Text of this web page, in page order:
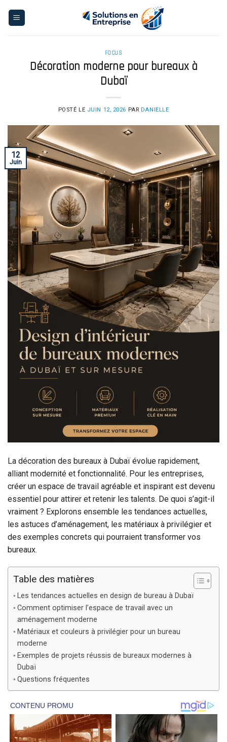
FOCUS
Décoration moderne pour bureaux à
Dubaï
POSTÉ LE JUIN 12, 2026 PAR DANIELLE
12
Juin
La décoration des bureaux à Dubaï évolue rapidement,
alliant modernité et fonctionnalité. Pour les entreprises,
créer un espace de travail agréable et inspirant est devenu
essentiel pour attirer et retenir les talents. De quoi s’agit-il
vraiment ? Explorons ensemble les tendances actuelles,
les astuces d’aménagement, les matériaux à privilégier et
des exemples concrets qui pourraient transformer vos
bureaux.
Table des matières
Les tendances actuelles en design de bureau à Dubaï
Comment optimiser l’espace de travail avec un
aménagement moderne
Matériaux et couleurs à privilégier pour un bureau
moderne
Exemples de projets réussis de bureaux modernes à
Dubaï
Questions fréquentes